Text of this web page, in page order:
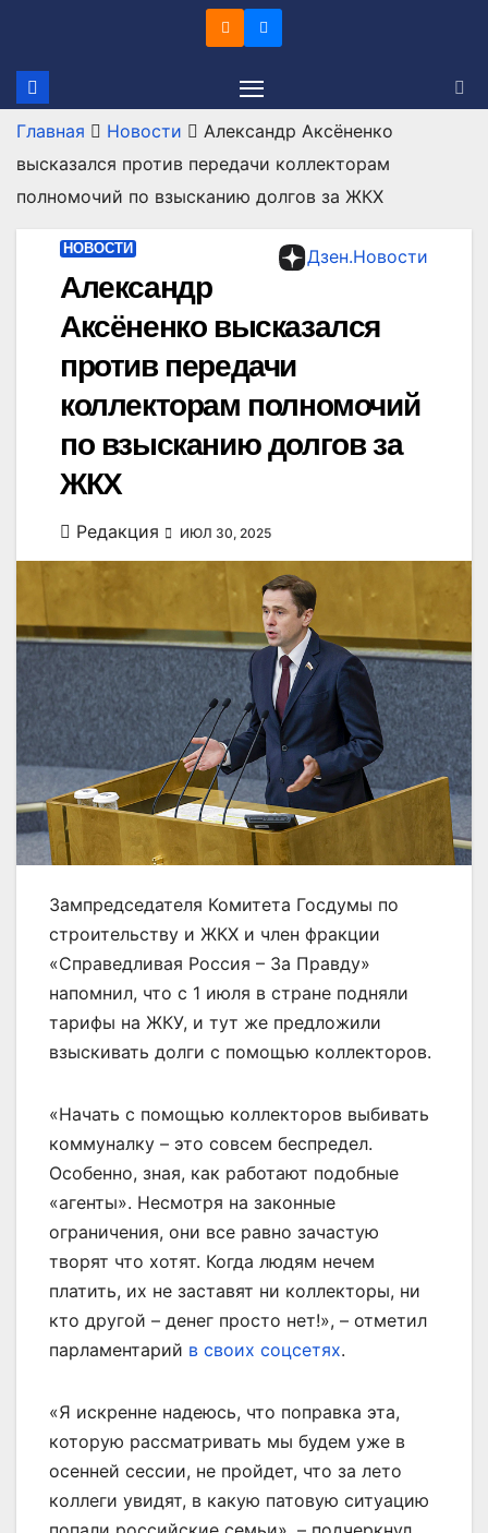
содержимому
Главная Новости
Александр Аксёненко
высказался против передачи коллекторам
полномочий по взысканию долгов за ЖКХ
Дзен.Новости
НОВОСТИ
Александр
Аксёненко высказался
против передачи
коллекторам полномочий
по взысканию долгов за
ЖКХ
Редакция ИЮЛ 30, 2025
Зампредседателя Комитета Госдумы по
строительству и ЖКХ и член фракции
«Справедливая Россия – За Правду»
напомнил, что с 1 июля в стране подняли
тарифы на ЖКУ, и тут же предложили
взыскивать долги с помощью коллекторов.
«Начать с помощью коллекторов выбивать
коммуналку – это совсем беспредел.
Особенно, зная, как работают подобные
«агенты». Несмотря на законные
ограничения, они все равно зачастую
творят что хотят. Когда людям нечем
платить, их не заставят ни коллекторы, ни
кто другой – денег просто нет!», – отметил
парламентарий в своих соцсетях.
«Я искренне надеюсь, что поправка эта,
которую рассматривать мы будем уже в
осенней сессии, не пройдет, что за лето
коллеги увидят, в какую патовую ситуацию